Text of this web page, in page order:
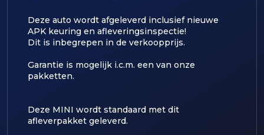
Deze auto wordt afgeleverd inclusief nieuwe
APK keuring en afleveringsinspectie!
Dit is inbegrepen in de verkoopprijs.
​Garantie is mogelijk i.c.m. een van onze
pakketten.
Deze MINI wordt standaard met dit
afleverpakket geleverd.